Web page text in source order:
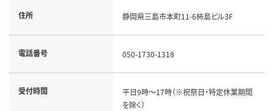
住所 静岡県三島市本町11-6柿島ビル3F
電話番号 050-1730-1318
受付時間
平日9時～17時（※祝祭日・特定休業期間
を除く）